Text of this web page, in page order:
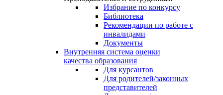
Избрание по конкурсу
Библиотека
Рекомендации по работе с
инвалидами
Документы
Внутренняя система оценки
качества образования
Для курсантов
Для родителей/законных
представителей